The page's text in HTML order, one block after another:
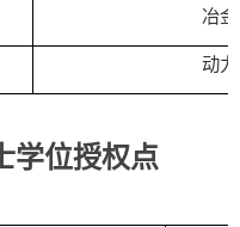
冶
动
学位授权点